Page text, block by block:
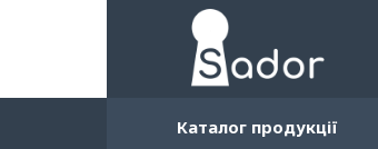
Каталог продукції